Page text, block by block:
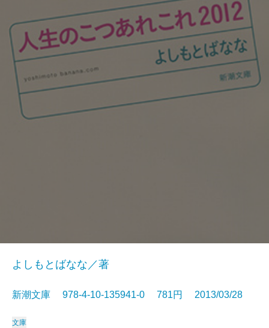
よしもとばなな／著
新潮文庫 978-4-10-135941-0 781円 2013/03/28
文庫